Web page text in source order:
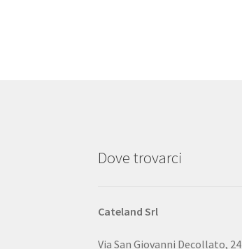
Dove trovarci
Cateland Srl
Via San Giovanni Decollato, 24